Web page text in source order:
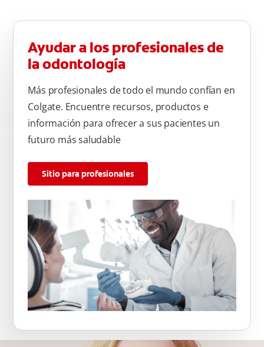
Ayudar a los profesionales de
la odontología
Más profesionales de todo el mundo confían en
Colgate. Encuentre recursos, productos e
información para ofrecer a sus pacientes un
futuro más saludable
Sitio para profesionales